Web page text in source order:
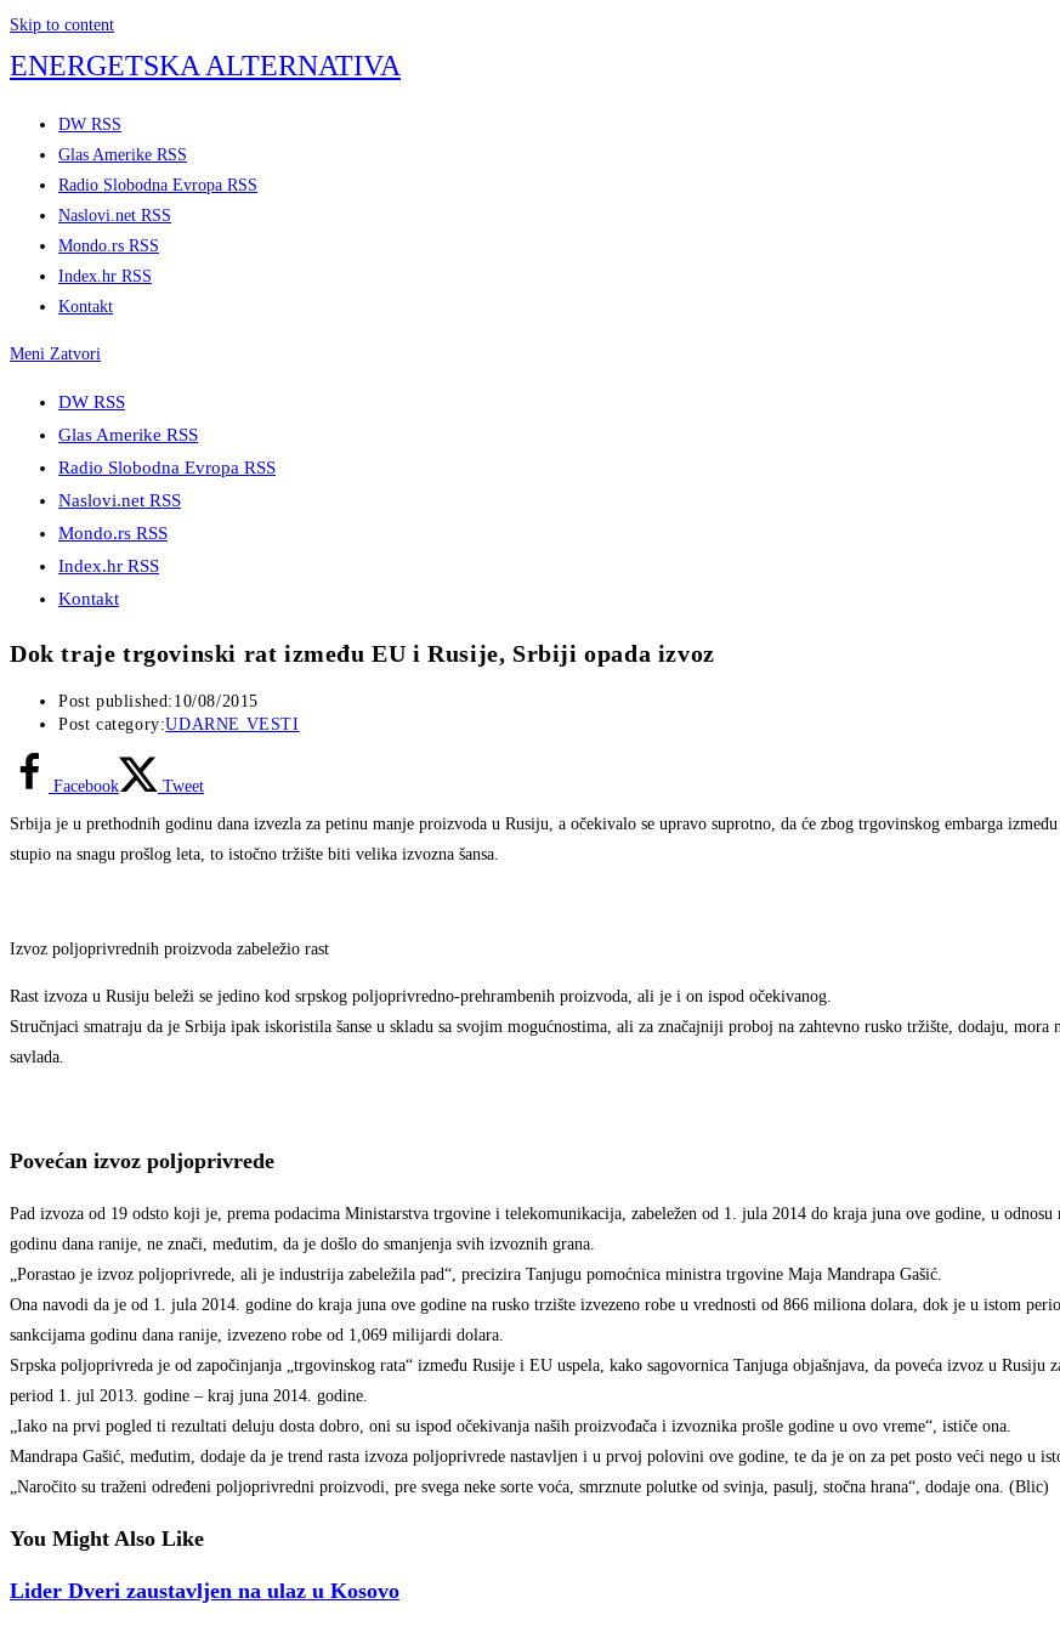
Skip to content
ENERGETSKA ALTERNATIVA
DW RSS
Glas Amerike RSS
Radio Slobodna Evropa RSS
Naslovi.net RSS
Mondo.rs RSS
Index.hr RSS
Kontakt
Meni Zatvori
DW RSS
Glas Amerike RSS
Radio Slobodna Evropa RSS
Naslovi.net RSS
Mondo.rs RSS
Index.hr RSS
Kontakt
Dok traje trgovinski rat između EU i Rusije, Srbiji opada izvoz
Post published: 10/08/2015
Post category:UDARNE VESTI
Facebook Tweet
Srbija je u prethodnih godinu dana izvezla za petinu manje proizvoda u Rusiju, a očekivalo se upravo suprotno, da će zbog trgovinskog embarga
stupio na snagu prošlog leta, to istočno tržište biti velika izvozna šansa.
Izvoz poljoprivrednih proizvoda zabeležio rast
Rast izvoza u Rusiju beleži se jedino kod srpskog poljoprivredno-prehrambenih proizvoda, ali je i on ispod očekivanog.
Stručnjaci smatraju da je Srbija ipak iskoristila šanse u skladu sa svojim mogućnostima, ali za značajniji proboj na zahtevno rusko tržište, dodaju, mora
savlada.
Povećan izvoz poljoprivrede
Pad izvoza od 19 odsto koji je, prema podacima Ministarstva trgovine i telekomunikacija, zabeležen od 1. jula 2014 do kraja juna ove godine, u odnosu
godinu dana ranije, ne znači, međutim, da je došlo do smanjenja svih izvoznih grana.
„Porastao je izvoz poljoprivrede, ali je industrija zabeležila pad“, precizira Tanjugu pomoćnica ministra trgovine Maja Mandrapa Gašić.
Ona navodi da je od 1. jula 2014. godine do kraja juna ove godine na rusko trzište izvezeno robe u vrednosti od 866 miliona dolara, dok je u istom
sankcijama godinu dana ranije, izvezeno robe od 1,069 milijardi dolara.
Srpska poljoprivreda je od započinjanja „trgovinskog rata“ između Rusije i EU uspela, kako sagovornica Tanjuga objašnjava, da poveća izvoz u Rusiju
period 1. jul 2013. godine – kraj juna 2014. godine.
„Iako na prvi pogled ti rezultati deluju dosta dobro, oni su ispod očekivanja naših proizvođača i izvoznika prošle godine u ovo vreme“, ističe ona.
Mandrapa Gašić, međutim, dodaje da je trend rasta izvoza poljoprivrede nastavljen i u prvoj polovini ove godine, te da je on za pet posto veći nego u
„Naročito su traženi određeni poljoprivredni proizvodi, pre svega neke sorte voća, smrznute polutke od svinja, pasulj, stočna hrana“, dodaje ona. (Blic)
You Might Also Like
Lider Dveri zaustavljen na ulaz u Kosovo